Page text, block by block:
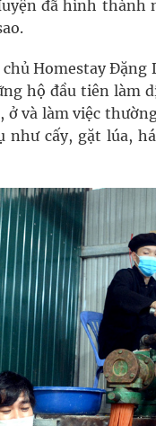
đã hình thành
Homestay
hộ đầu tiên làm
ở và làm việc
như cấy, gặt lúa,